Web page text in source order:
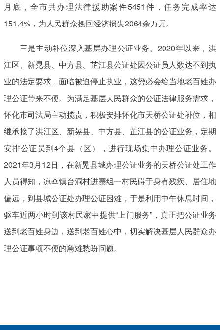
月底，全市共办理法律援助案件5451件，任务完成率达
151.4%，为人民群众挽回经济损失2064余万元。
三是主动补位深入基层办理公证业务。2020年以来，洪
江区、新晃县、中方县、芷江县公证处因公证员人数达不到执
业的法定要求，面临被迫停止执业，这势必会给当地老百姓办
理公证带来不便。为满足基层人民群众的公证法律服务需求，
怀化市司法局主动揽责，积极安排怀化市天桥公证处补位，相
继承接了洪江区、新晃县、中方县、芷江县的公证业务，定期
安排公证员到4个县（区），进行现场集中办理公证业务。
2021年3月12日，在新晃县城办理公证业务的天桥公证处工作
人员得知，凉伞镇台洞村进寨组一村民碍于身有残疾、居住地
偏远，到县城公证处办理公证困难，于是利用中午休息时间，
驱车近两小时到该村民家中提供“上门服务”，真正把公证业务
送到老百姓身边，送到老百姓心中，切实解决基层人民群众办
理公证事项不便的急难愁盼问题。